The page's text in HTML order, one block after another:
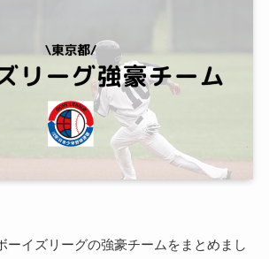
ーイズリーグの強豪チームをまとめまし